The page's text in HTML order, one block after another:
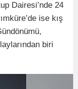
Dairesi’nde 24
ise kış
biri